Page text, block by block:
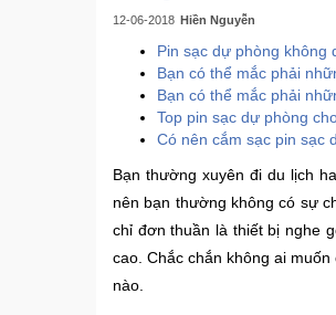
12-06-2018 Hiền Nguyễn
Pin sạc dự phòng không
Bạn có thể mắc phải
Bạn có thể mắc phải
Top pin sạc dự phòng
Có nên cắm sạc pin sạc
Bạn thường xuyên đi du lịch
nên bạn thường không có sự
chỉ đơn thuần là thiết bị nghe
cao. Chắc chắn không ai
nào.